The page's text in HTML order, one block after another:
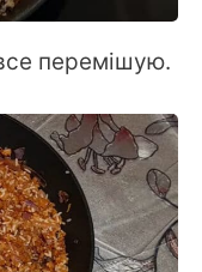
перемішую.